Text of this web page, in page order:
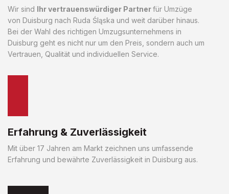
Wir sind Ihr vertrauenswürdiger Partnerfür Umzüge
von Duisburg nach Ruda Śląska und weit darüber hinaus.
Bei der Wahl des richtigen Umzugsunternehmens in
Duisburg geht es nicht nur um den Preis, sondern auch um
Vertrauen, Qualität und individuellen Service.
Erfahrung & Zuverlässigkeit
Mit über 17 Jahren am Markt zeichnen uns umfassende
Erfahrung und bewährte Zuverlässigkeit in Duisburg aus.